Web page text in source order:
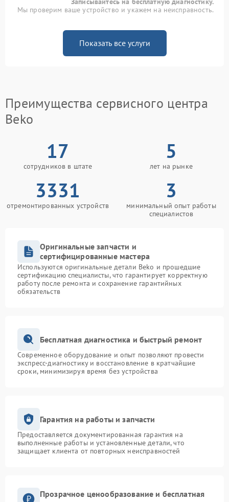
Мы проверим ваше устройство и укажем на неисправность.
Показать все услуги
Преимущества сервисного центра
Beko
17
сотрудников в штате
5
лет на рынке
3331
отремонтированных устройств
3
минимальный опыт работы
специалистов
Оригинальные запчасти и
сертифицированные мастера
Используются оригинальные детали Beko и прошедшие
сертификацию специалисты, что гарантирует корректную
работу после ремонта и сохранение гарантийных
обязательств
Бесплатная диагностика и быстрый ремонт
Современное оборудование и опыт позволяют провести
экспресс-диагностику и восстановление в кратчайшие
сроки, минимизируя время без устройства
Гарантия на работы и запчасти
Предоставляется документированная гарантия на
выполненные работы и установленные детали, что
защищает клиента от повторных неисправностей
Прозрачное ценообразование и бесплатная